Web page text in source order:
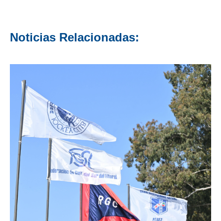
Noticias Relacionadas: